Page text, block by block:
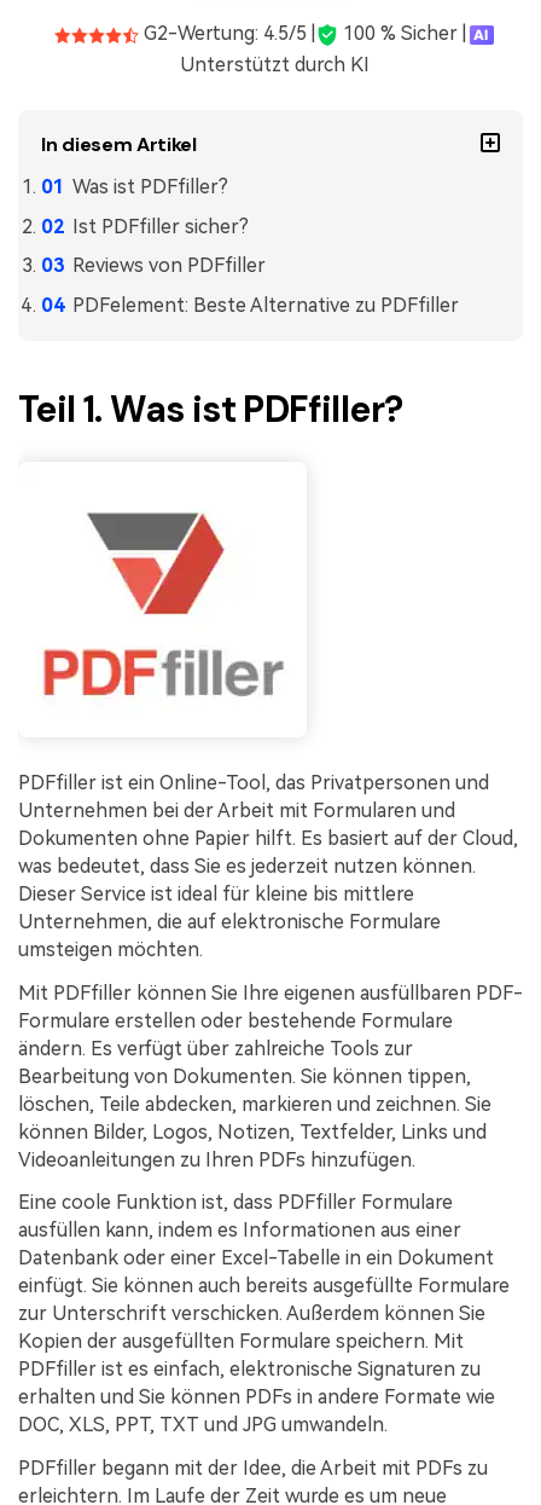
G2-Wertung: 4.5/5 |
100 % Sicher |
Unterstützt durch KI
In diesem Artikel
Was ist PDFfiller?
Ist PDFfiller sicher?
Reviews von PDFfiller
PDFelement: Beste Alternative zu PDFfiller
Teil 1. Was ist PDFfiller?
PDFfiller ist ein Online-Tool, das Privatpersonen und
Unternehmen bei der Arbeit mit Formularen und
Dokumenten ohne Papier hilft. Es basiert auf der Cloud,
was bedeutet, dass Sie es jederzeit nutzen können.
Dieser Service ist ideal für kleine bis mittlere
Unternehmen, die auf elektronische Formulare
umsteigen möchten.
Mit PDFfiller können Sie Ihre eigenen ausfüllbaren PDF-
Formulare erstellen oder bestehende Formulare
ändern. Es verfügt über zahlreiche Tools zur
Bearbeitung von Dokumenten. Sie können tippen,
löschen, Teile abdecken, markieren und zeichnen. Sie
können Bilder, Logos, Notizen, Textfelder, Links und
Videoanleitungen zu Ihren PDFs hinzufügen.
Eine coole Funktion ist, dass PDFfiller Formulare
ausfüllen kann, indem es Informationen aus einer
Datenbank oder einer Excel-Tabelle in ein Dokument
einfügt. Sie können auch bereits ausgefüllte Formulare
zur Unterschrift verschicken. Außerdem können Sie
Kopien der ausgefüllten Formulare speichern. Mit
PDFfiller ist es einfach, elektronische Signaturen zu
erhalten und Sie können PDFs in andere Formate wie
DOC, XLS, PPT, TXT und JPG umwandeln.
PDFfiller begann mit der Idee, die Arbeit mit PDFs zu
erleichtern. Im Laufe der Zeit wurde es um neue